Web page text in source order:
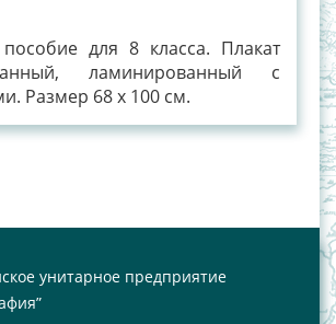
для 8 класса. Плакат
ламинированный с
Размер 68 х 100 см.
унитарное предприятие